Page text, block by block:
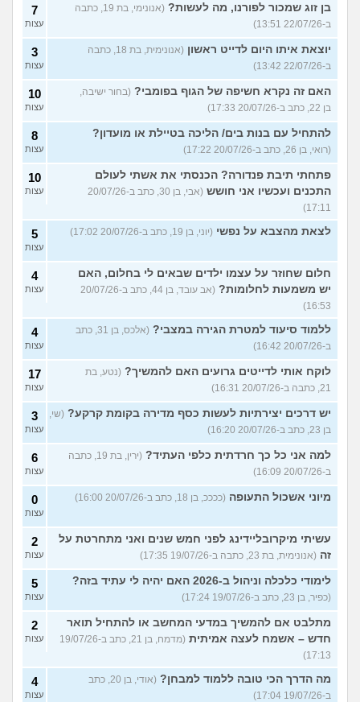
בן זוג שמכור לפורנו, מה לעשות?
(אנונימי, בת 19, כתבה
ב-22/07/26 13:51)
7
עצות
יוצאת איתו היום לדייט ראשון
(אנונימית, בת 18, כתבה
ב-22/07/26 13:42)
3
עצות
האם זה נקרא חשיפה של הגוף בפומבי? (בחור ישיבה,
בן 22, כתב ב-20/07/26 17:33)
10
עצות
להתחיל עם בנות בים/ הליכה בטיילת או מועדון?
(רואי, בן 26, כתב ב-20/07/26 17:22)
8
עצות
פתחתי תיבת פנדורה? הכנסתי את אשתי לעולם
התכנים ועכשיו אני חושש
(אבי, בן 30, כתב ב-20/07/26
17:11)
10
עצות
לצאת מהצבא על נפשי (יוני, בן 19, כתב ב-20/07/26 17:02) 5
עצות
חלום שחוזר על עצמו ילדים שבאים לי בחלום, האם
יש משמעות לחלומות?
(אב עובד, בן 44, כתב ב-20/07/26
16:53)
4
עצות
ללמוד סיעוד למטרת הגירה במצבי?
(אלכס, בן 31, כתב
ב-20/07/26 16:42)
4
עצות
לוקח אותי לדייטים גרועים האם להמשיך? (נטע, בת
21, כתבה ב-20/07/26 16:31)
17
עצות
יש דרכים יצירתיות לעשות כסף מדירה בקומת קרקע? (שי,
בן 23, כתב ב-20/07/26 16:20)
3
עצות
למה אני כל כך חרדתית כלפי העתיד?
(ירין, בת 19, כתבה
ב-20/07/26 16:09)
6
עצות
מיוני אשכול התעופה (ככככ, בן 18, כתב ב-20/07/26 16:00) 0
עצות
עשיתי מיקרובליידינג לפני חמש שנים ואני מתחרטת על
זה (אנונימית, בת 23, כתבה ב-19/07/26 17:35)
2
עצות
לימודי כלכלה וניהול ב-2026 האם יהיה לי עתיד בזה?
(כפיר, בן 23, כתב ב-19/07/26 17:24)
5
עצות
מתלבט אם להמשיך במדעי המחשב או להתחיל תואר
חדש – אשמח לעצה אמיתית
(מדמח, בן 21, כתב ב-19/07/26
17:13)
2
עצות
מה הדרך הכי טובה ללמוד למבחן?
(אודי, בן 20, כתב
ב-19/07/26 17:04)
4
עצות